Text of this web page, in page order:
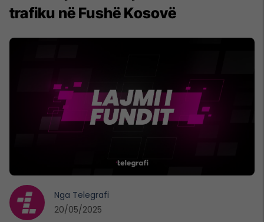
trafiku në Fushë Kosovë
Nga Telegrafi
20/05/2025